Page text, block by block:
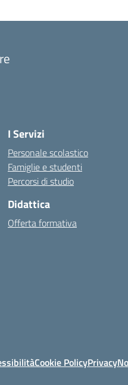
I Servizi
Personale scolastico
Famiglie e studenti
Percorsi di studio
Didattica
Offerta formativa
Cookie PolicyPrivacy